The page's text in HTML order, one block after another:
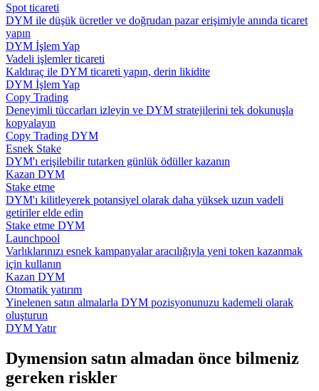
Spot ticareti
DYM ile düşük ücretler ve doğrudan pazar erişimiyle anında ticaret
yapın
DYM İşlem Yap
Vadeli işlemler ticareti
Kaldıraç ile DYM ticareti yapın, derin likidite
DYM İşlem Yap
Copy Trading
Deneyimli tüccarları izleyin ve DYM stratejilerini tek dokunuşla
kopyalayın
Copy Trading DYM
Esnek Stake
DYM'ı erişilebilir tutarken günlük ödüller kazanın
Kazan DYM
Stake etme
DYM'ı kilitleyerek potansiyel olarak daha yüksek uzun vadeli
getiriler elde edin
Stake etme DYM
Launchpool
Varlıklarınızı esnek kampanyalar aracılığıyla yeni token kazanmak
için kullanın
Kazan DYM
Otomatik yatırım
Yinelenen satın almalarla DYM pozisyonunuzu kademeli olarak
oluşturun
DYM Yatır
Dymension satın almadan önce bilmeniz
gereken riskler